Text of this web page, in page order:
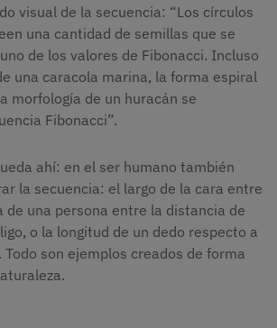
visual de la secuencia: “Los círculos
una cantidad de semillas que se
de los valores de Fibonacci. Incluso
una caracola marina, la forma espiral
morfología de un huracán se
Fibonacci”.
ahí: en el ser humano también
la secuencia: el largo de la cara entre
de una persona entre la distancia de
o la longitud de un dedo respecto a
Todo son ejemplos creados de forma